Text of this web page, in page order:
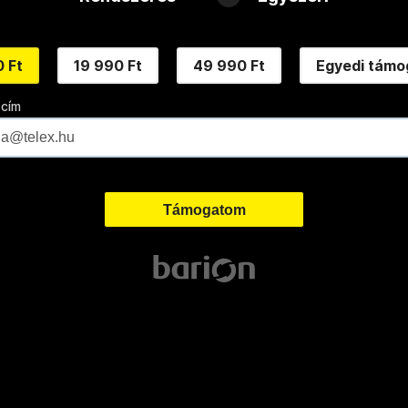
Ft 19 990 Ft 49 990 Ft Egyedi